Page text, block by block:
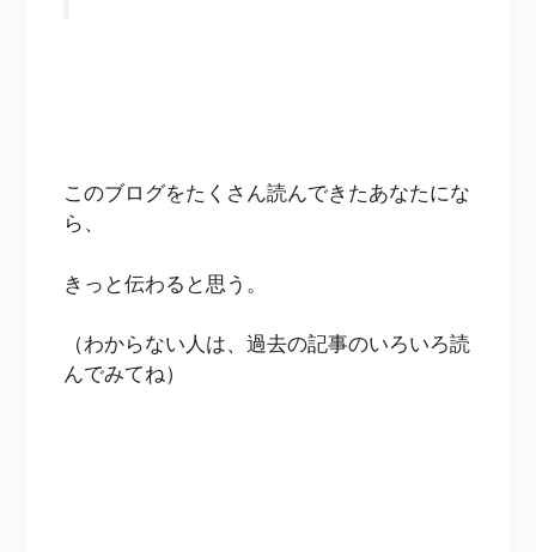
このブログをたくさん読んできたあなたにな
ら、
きっと伝わると思う。
（わからない人は、過去の記事のいろいろ読
んでみてね）